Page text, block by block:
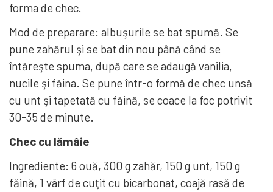
forma de chec.
Mod de preparare: albuşurile se bat spumă. Se
pune zahărul şi se bat din nou până când se
întăreşte spuma, după care se adaugă vanilia,
nucile şi făina. Se pune într-o formă de chec unsă
cu unt şi tapetată cu făină, se coace la foc potrivit
30-35 de minute.
Chec cu lămâie
Ingrediente: 6 ouă, 300 g zahăr, 150 g unt, 150 g
făină, 1 vârf de cuţit cu bicarbonat, coajă rasă de